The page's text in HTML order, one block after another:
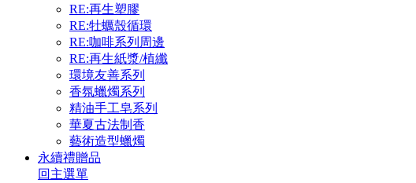
RE:再生塑膠
RE:牡蠣殼循環
RE:咖啡系列周邊
RE:再生紙漿/植纖
環境友善系列
香氛蠟燭系列
精油手工皂系列
華夏古法制香
藝術造型蠟燭
永續禮贈品
回主選單